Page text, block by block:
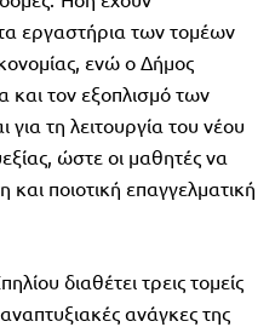
τα εργαστήρια των τομέων
ενώ ο Δήμος
και τον εξοπλισμό των
τη λειτουργία του νέου
ώστε οι μαθητές να
ποιοτική επαγγελματική
διαθέτει τρεις τομείς
ανάγκες της